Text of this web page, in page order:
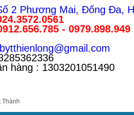
2 Phương Mai, Đống Đa,
- 0979.898.949
: 1303201051490
Thành